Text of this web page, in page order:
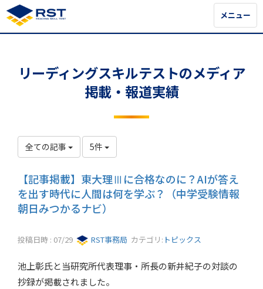
メニュー
メニュー
リーディングスキルテストのメディア
掲載・報道実績
全ての記事 5件
【記事掲載】東大理Ⅲに合格なのに？AIが答え
を出す時代に人間は何を学ぶ？（中学受験情報
朝日みつかるナビ）
投稿日時 : 07/29 RST事務局 カテゴリ: トピックス
池上彰氏と当研究所代表理事・所長の新井紀子の対談の
抄録が掲載されました。